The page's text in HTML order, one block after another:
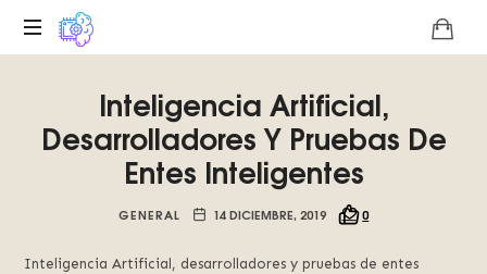
la
singularidad
de
Inteligencia Artificial,
Desarrolladores Y Pruebas De
Entes Inteligentes
GENERAL 14 DICIEMBRE, 2019 0
Inteligencia Artificial, desarrolladores y pruebas de entes